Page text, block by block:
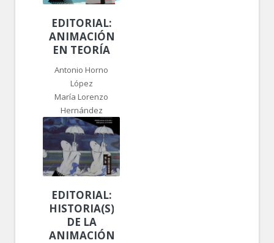
EDITORIAL:
ANIMACIÓN,
EN TEORÍA
Antonio Horno
López
María Lorenzo
Hernández
EDITORIAL:
HISTORIA(S)
DE LA
ANIMACIÓN